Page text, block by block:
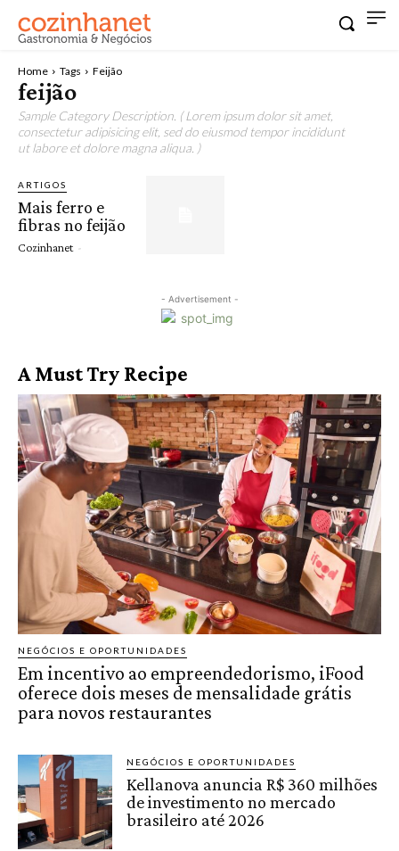
Home Tags Feijão
feijão
Sample Category Description. ( Lorem ipsum dolor sit amet,
consectetur adipisicing elit, sed do eiusmod tempor incididunt
ut labore et dolore magna aliqua. )
ARTIGOS
Mais ferro e
fibras no feijão
Cozinhanet -
- Advertisement -
A Must Try Recipe
NEGÓCIOS E OPORTUNIDADES
Em incentivo ao empreendedorismo, iFood
oferece dois meses de mensalidade grátis
para novos restaurantes
NEGÓCIOS E OPORTUNIDADES
Kellanova anuncia R$ 360 milhões
de investimento no mercado
brasileiro até 2026